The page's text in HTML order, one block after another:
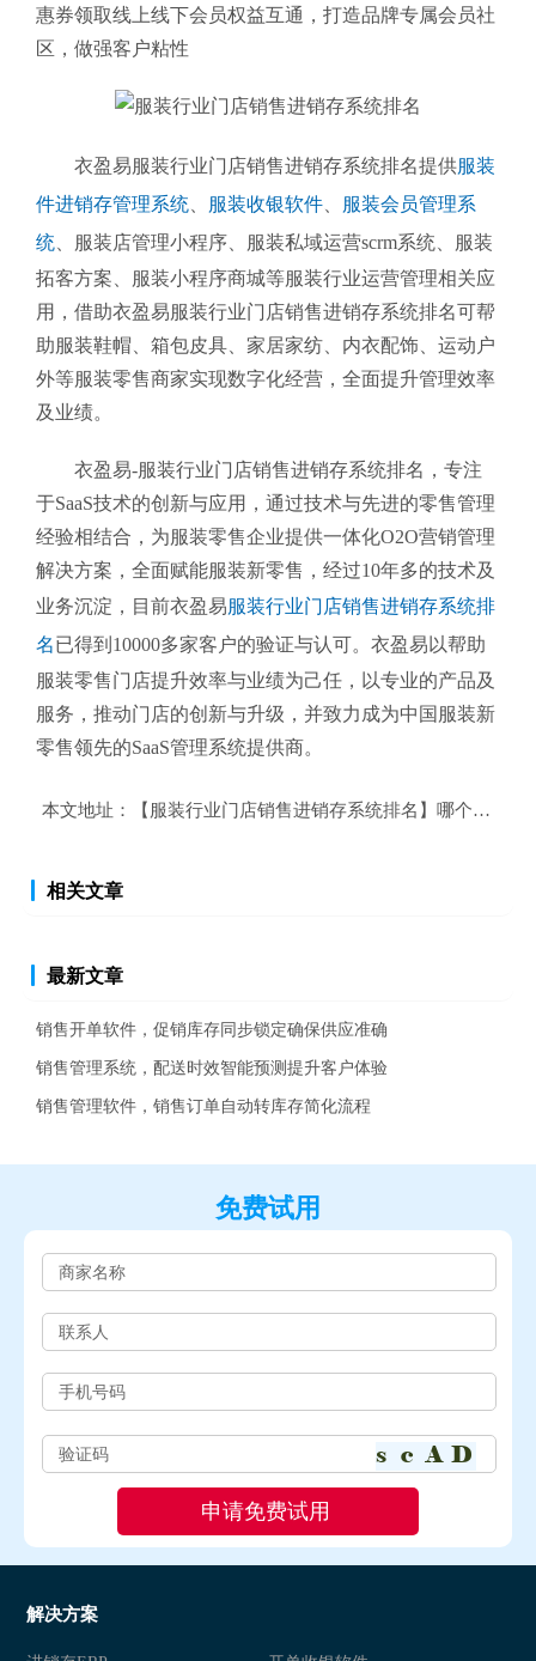
惠券领取线上线下会员权益互通，打造品牌专属会员社
区，做强客户粘性
衣盈易服装行业门店销售进销存系统排名提供服装
件进销存管理系统
服装收银软件
服装会员管理系
统
服装店管理小程序、服装私域运营scrm系统、服装
拓客方案、服装小程序商城等服装行业运营管理相关应
用，借助衣盈易服装行业门店销售进销存系统排名可帮
助服装鞋帽、箱包皮具、家居家纺、内衣配饰、运动户
外等服装零售商家实现数字化经营，全面提升管理效率
及业绩。
衣盈易-服装行业门店销售进销存系统排名 ，专注
于SaaS技术的创新与应用，通过技术与先进的零售管理
经验相结合，为服装零售企业提供一体化O2O营销管理
解决方案，全面赋能服装新零售，经过10年多的技术及
业务沉淀，目前衣盈易服装行业门店销售进销存系统排
名已得到10000多家客户的验证与认可。衣盈易以帮助
服装零售门店提升效率与业绩为己任，以专业的产品及
服务，推动门店的创新与升级，并致力成为中国服装新
零售领先的SaaS管理系统提供商。
本文地址： 【服装行业门店销售进销存系统排名】哪个好？
相关文章
最新文章
销售开单软件，促销库存同步锁定确保供应准确
销售管理系统，配送时效智能预测提升客户体验
销售管理软件，销售订单自动转库存简化流程
免费试用
解决方案